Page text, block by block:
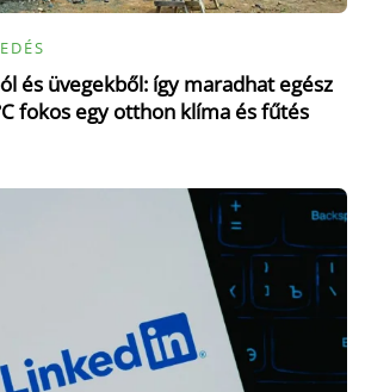
és üvegekből: így maradhat egész
fokos egy otthon klíma és fűtés